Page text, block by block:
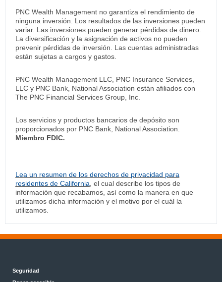
PNC Wealth Management no garantiza el rendimiento de
ninguna inversión. Los resultados de las inversiones pueden
variar. Las inversiones pueden generar pérdidas de dinero.
La diversificación y la asignación de activos no pueden
prevenir pérdidas de inversión. Las cuentas administradas
están sujetas a cargos y gastos.
PNC Wealth Management LLC, PNC Insurance Services,
LLC y PNC Bank, National Association están afiliados con
The PNC Financial Services Group, Inc.
Los servicios y productos bancarios de depósito son
proporcionados por PNC Bank, National Association.
Miembro FDIC.
Lea un resumen de los derechos de privacidad para
residentes de California , el cual describe los tipos de
información que recabamos, así como la manera en que
utilizamos dicha información y el motivo por el cuál la
utilizamos.
Seguridad